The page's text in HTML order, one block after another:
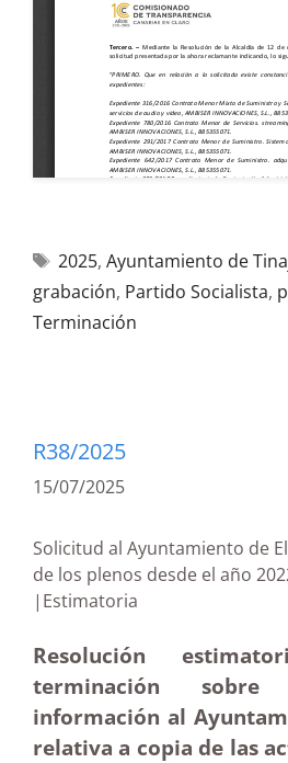
2025, Ayuntamiento de
grabación, Partido Socialista,
Terminación
R38/2025
15/07/2025
Solicitud al Ayuntamiento de
de los plenos desde el año
|Estimatoria
Resolución
terminación
información al
relativa a copia de las